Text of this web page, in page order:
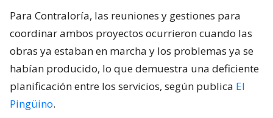
Para Contraloría, las reuniones y gestiones para
coordinar ambos proyectos ocurrieron cuando las
obras ya estaban en marcha y los problemas ya se
habían producido, lo que demuestra una deficiente
planificación entre los servicios, según publica El
Pingüino.